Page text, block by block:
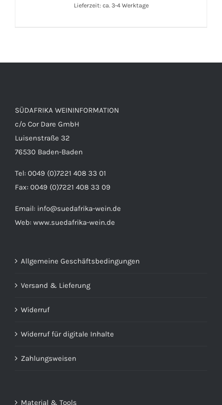
IN DEN WARENKORB / DETAILS
Lieferzeit: ca. 3-4 Werktage
SÜDAFRIKA WEININFORMATION
c/o Cor Dare GmbH
Luisenstraße 32
76530 Baden-Baden
Tel: 0049 (0)7221 408 33 01
Fax: 0049 (0)7221 408 33 09
Email: info@suedafrika-wein.de
Web: www.suedafrika-wein.de
Allgemeine Geschäftsbedingungen
Versand & Lieferung
Widerruf
Widerruf für digitale Inhalte
Zahlungsweisen
Material & Tools